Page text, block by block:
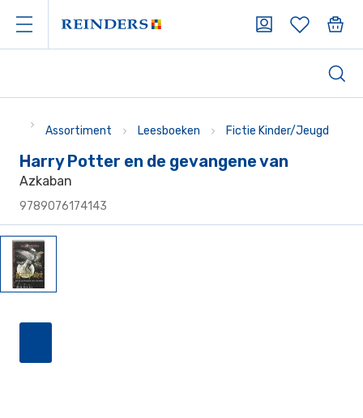
Assortiment Leesboeken Fictie Kinder/Jeugd
Harry Potter en de gevangene van
Azkaban
9789076174143